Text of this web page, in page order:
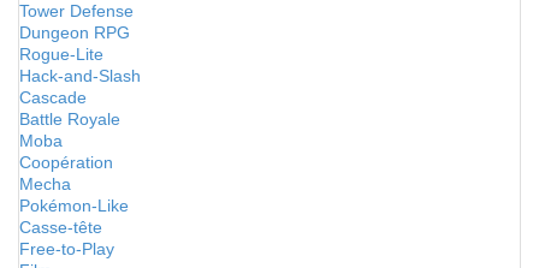
Tower Defense
Dungeon RPG
Rogue-Lite
Hack-and-Slash
Cascade
Battle Royale
Moba
Coopération
Mecha
Pokémon-Like
Casse-tête
Free-to-Play